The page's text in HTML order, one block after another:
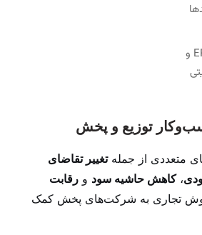
ERP، CRM و
توزیع و پخش
متعددی از جملهتغییر تقاضای
،کاهش حاشیه سود و رقابت
تجاری به شرکت‌های پخش کمک